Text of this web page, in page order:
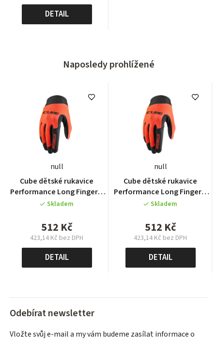
DETAIL
Naposledy prohlížené
null
Cube dětské rukavice
Performance Long Finger x
Actionteam
Skladem
512 Kč
423,14 Kč bez DPH
Měrná
cena:
DETAIL
null
Cube dětské rukavice
Performance Long Finger x
Actionteam
Skladem
512 Kč
423,14 Kč bez DPH
Měrná
cena:
DETAIL
Odebírat newsletter
Vložte svůj e-mail a my vám budeme zasílat informace o